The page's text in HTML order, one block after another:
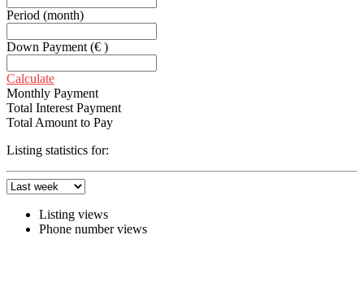
Period (month)
Down Payment (€ )
Calculate
Monthly Payment
Total Interest Payment
Total Amount to Pay
Listing statistics for:
Listing views
Phone number views